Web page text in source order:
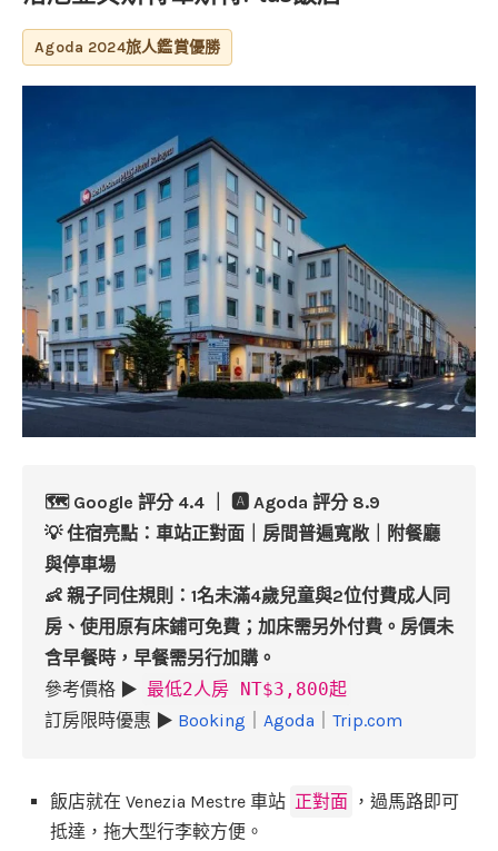
Agoda 2024旅人鑑賞優勝
🗺️ Google 評分 4.4 ｜ 🅰️ Agoda 評分 8.9
💡 住宿亮點：車站正對面｜房間普遍寬敞｜附餐廳
與停車場
👶 親子同住規則：1名未滿4歲兒童與2位付費成人同
房、使用原有床鋪可免費；加床需另外付費。房價未
含早餐時，早餐需另行加購。
參考價格 ▶ 最低2人房 NT$3,800起
訂房限時優惠 ▶ Booking Agoda Trip.com
飯店就在 Venezia Mestre 車站 正對面 ，過馬路即可
抵達，拖大型行李較方便。